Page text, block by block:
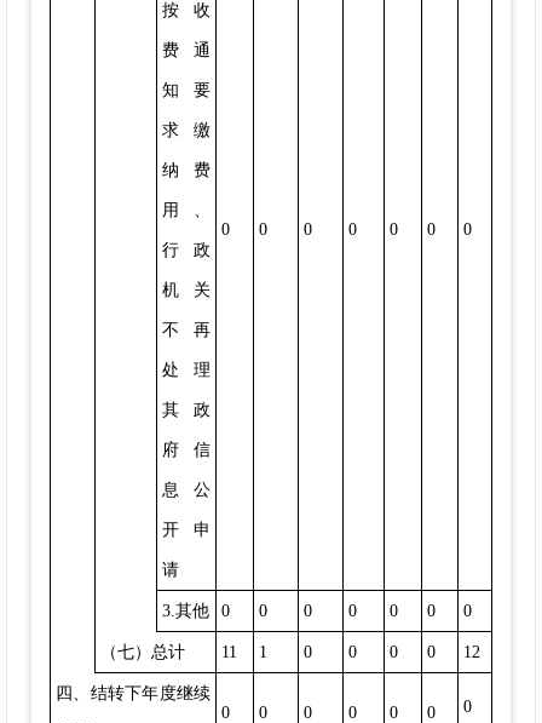
按收
费通
知要
求缴
纳费
用、
行政
机关
不再
处理
其政
府信
息公
开申
请
0 0 0 0 0 0 0
3.其他 0 0 0 0 0 0 0
（七）总计 11 1 0 0 0 0 12
四、结转下年度继续
0 0 0 0 0 0 0